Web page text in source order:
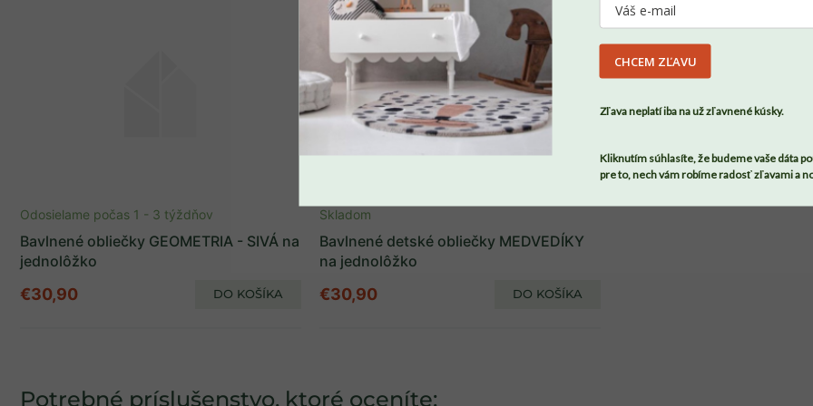
Bavlnené obliečky GEOMETRIA - SIVÁ na
jednolôžko
Odosielame počas 1 - 3 týždňov
€30,90 DO KOŠÍKA
Bavlnené detské obliečky MEDVEDÍKY
na jednolôžko
Skladom
€30,90 DO KOŠÍKA
Potrebné príslušenstvo, ktoré oceníte:
dutého vlákna
Bavlnený chránič do detskej
+ ďalšie
Nepremokavý chránič na
SPÄŤ DO OBCHODU CHCEM ZĽAVU
Zľava neplatí iba na už zľavnené kúsky.
Kliknutím súhlasíte, že budeme vaše dáta
pre to, nech vám robíme radosť zľavami a